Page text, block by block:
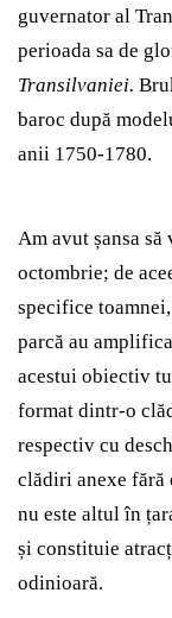
guvernator al
perioada sa de
Transilvaniei.
baroc după
anii 1750-1780.
Am avut șansa
octombrie; de
specifice
parcă au
acestui obiectiv
format dintr-o
respectiv cu
clădiri anexe fără
nu este altul în
și constituie
odinioară.